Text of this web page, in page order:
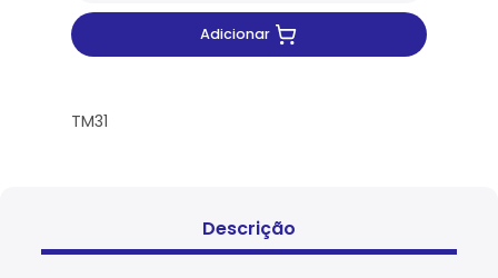
Adicionar
TM31
Descrição